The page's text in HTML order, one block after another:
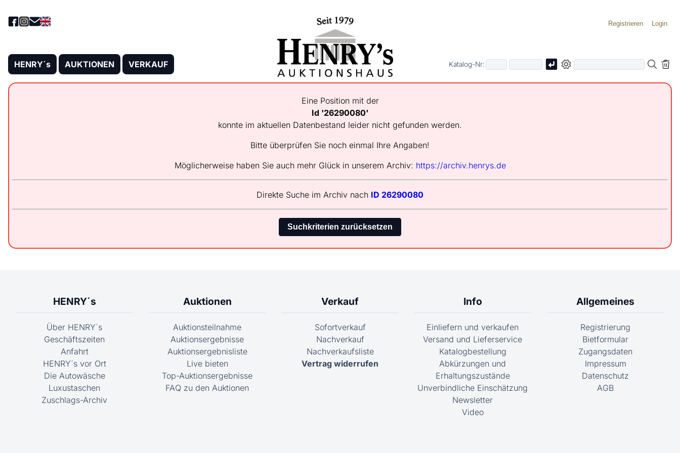
Registrieren Login
HENRY´s AUKTIONEN VERKAUF Katalog-Nr:
Eine Position mit der
Id '26290080'
konnte im aktuellen Datenbestand leider nicht gefunden werden.
Bitte überprüfen Sie noch einmal Ihre Angaben!
Möglicherweise haben Sie auch mehr Glück in unserem Archiv: https://archiv.henrys.de
Direkte Suche im Archiv nach ID 26290080
HENRY´s
Über HENRY´s
Geschäftszeiten
Anfahrt
HENRY´s vor Ort
Die Autowäsche
Luxustaschen
Zuschlags-Archiv
Auktionen
Auktionsteilnahme
Auktionsergebnisse
Auktionsergebnisliste
Live bieten
Top-Auktionsergebnisse
FAQ zu den Auktionen
Verkauf
Sofortverkauf
Nachverkauf
Nachverkaufsliste
Vertrag widerrufen
Info
Einliefern und verkaufen
Versand und Lieferservice
Katalogbestellung
Abkürzungen und
Erhaltungszustände
Unverbindliche Einschätzung
Newsletter
Video
Allgemeines
Registrierung
Bietformular
Zugangsdaten
Impressum
Datenschutz
AGB